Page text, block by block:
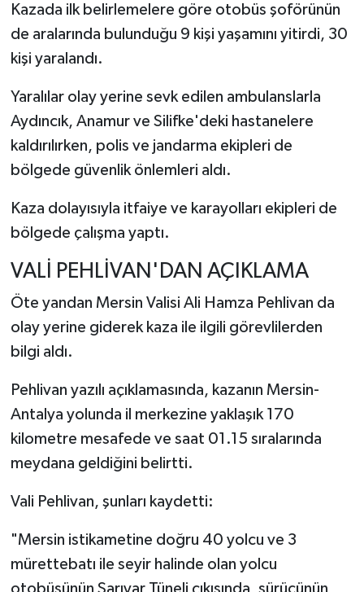
Kazada ilk belirlemelere göre otobüs şoförünün
de aralarında bulunduğu 9 kişi yaşamını yitirdi, 30
kişi yaralandı.
Yaralılar olay yerine sevk edilen ambulanslarla
Aydıncık, Anamur ve Silifke'deki hastanelere
kaldırılırken, polis ve jandarma ekipleri de
bölgede güvenlik önlemleri aldı.
Kaza dolayısıyla itfaiye ve karayolları ekipleri de
bölgede çalışma yaptı.
VALİ PEHLİVAN'DAN AÇIKLAMA
Öte yandan Mersin Valisi Ali Hamza Pehlivan da
olay yerine giderek kaza ile ilgili görevlilerden
bilgi aldı.
Pehlivan yazılı açıklamasında, kazanın Mersin-
Antalya yolunda il merkezine yaklaşık 170
kilometre mesafede ve saat 01.15 sıralarında
meydana geldiğini belirtti.
Vali Pehlivan, şunları kaydetti:
"Mersin istikametine doğru 40 yolcu ve 3
mürettebatı ile seyir halinde olan yolcu